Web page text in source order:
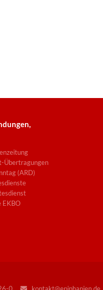
Übertragungen
(ARD)
EKBO
0 kontakt@epiphanien.de